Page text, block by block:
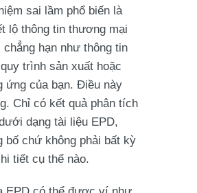
sai lầm phổ biến là
lộ thông tin thương mại
chẳng hạn như thông tin
trình sản xuất hoặc
ứng của bạn. Điều này
Chỉ có kết quả phân tích
dạng tài liệu EPD,
bố chứ không phải bất kỳ
tiết cụ thể nào.